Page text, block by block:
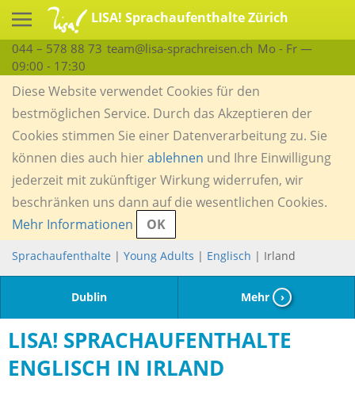
LISA! Sprachaufenthalte Zürich
044 – 578 88 73 team@lisa-sprachreisen.ch Mo - Fr —
09:00 - 17:30
Diese Website verwendet Cookies für den
bestmöglichen Service. Durch das Akzeptieren der
Cookies stimmen Sie einer Datenverarbeitung zu. Sie
können dies auch hierablehnen und Ihre Einwilligung
jederzeit mit zukünftiger Wirkung widerrufen, wir
beschränken uns dann auf die wesentlichen Cookies.
Mehr Informationen
OK
Sprachaufenthalte | Young Adults | Englisch | Irland
Dublin Mehr ›
LISA! SPRACHAUFENTHALTE
ENGLISCH IN IRLAND